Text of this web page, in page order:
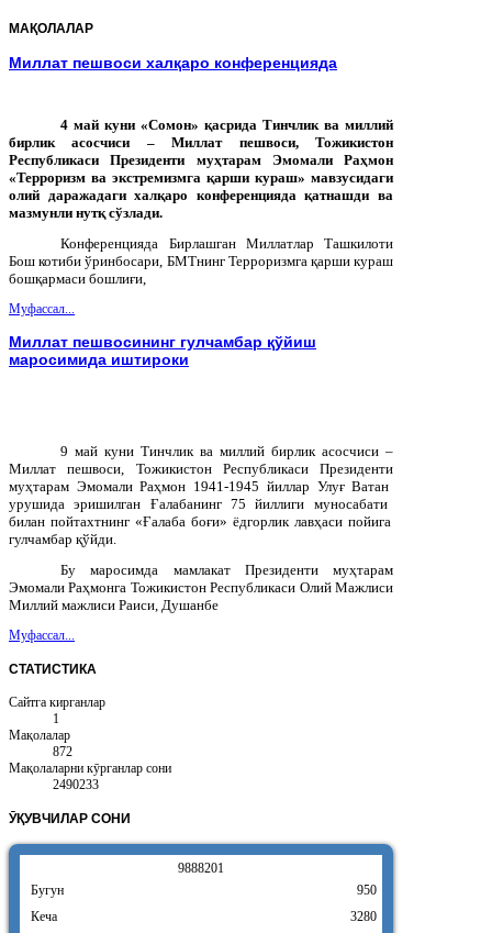
МАҚОЛАЛАР
Миллат пешвоси халқаро конференцияда
4 май куни «Сомон» қасрида Тинчлик ва миллий
бирлик асосчиси – Миллат пешвоси, Тожикистон
Республикаси Президенти муҳтарам Эмомали Раҳмон
«Терроризм ва экстремизмга қарши кураш» мавзусидаги
олий даражадаги халқаро конференцияда қатнашди ва
мазмунли нутқ сўзлади.
Конференцияда Бирлашган Миллатлар Ташкилоти
Бош котиби ўринбосари, БМТнинг Терроризмга қарши кураш
бошқармаси бошлиғи,
Муфассал...
Миллат пешвосининг гулчамбар қўйиш
маросимида иштироки
9май куни Тинчлик ва миллий бирлик асосчиси –
Миллат
пешвоси Тожикистон Республикаси
Президенти
муҳтарам Эмомали Раҳмон 1941-1945 йиллар Улуғ Ватан
урушида
эришилган Ғалабанинг75йиллиги муносабати
билан пойтахтнинг «Ғалаба боғи» ёдгорлик лавҳаси пойига
гулчамбар қўйди
Бу маросимда мамлакат Президенти муҳтарам
Эмомали Раҳмонга Тожикистон Республикаси Олий Мажлиси
Миллий мажлиси Раиси, Душанбе
Муфассал...
СТАТИСТИКА
Сайтга кирганлар
1
Мақолалар
872
Мақолаларни кӯрганлар сони
2490233
ӮҚУВЧИЛАР СОНИ
9888201
Бугун
Кеча
950
3280